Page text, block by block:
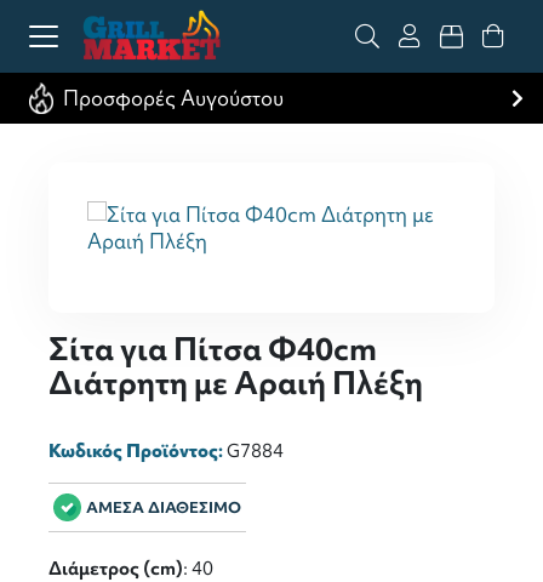
Προσφορές Αυγούστου
Σίτα για Πίτσα Φ40cm
Διάτρητη με Αραιή Πλέξη
Κωδικός Προϊόντος:G7884
ΑΜΕΣΑ ΔΙΑΘΕΣΙΜΟ
Διάμετρος (cm): 40